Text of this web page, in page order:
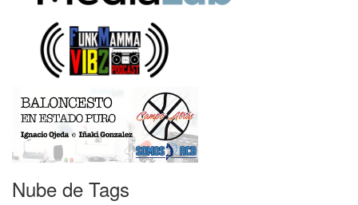
Nube de Tags